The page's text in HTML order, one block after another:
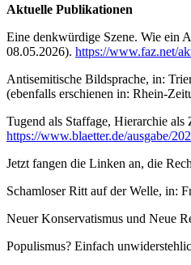
Aktuelle Publikationen
Eine denkwürdige Szene. Wie ein
08.05.2026). https://www.faz.net/
Antisemitische Bildsprache, in:
(ebenfalls erschienen in: Rhein-
Tugend als Staffage, Hierarchie
https://www.blaetter.de/ausgabe/
Jetzt fangen die Linken an, die
Schamloser Ritt auf der Welle, in:
Neuer Konservatismus und Neue
Populismus? Einfach